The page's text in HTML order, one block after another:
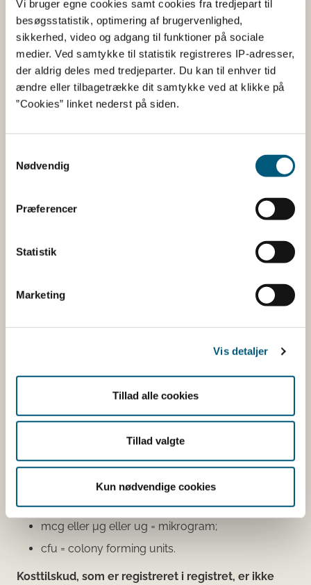
Vi bruger egne cookies samt cookies fra tredjepart til
besøgsstatistik, optimering af brugervenlighed,
sikkerhed, video og adgang til funktioner på sociale
medier. Ved samtykke til statistik registreres IP-adresser,
der aldrig deles med tredjeparter. Du kan til enhver tid
ændre eller tilbagetrække dit samtykke ved at klikke på
”Cookies” linket nederst på siden.
Nødvendig
Præferencer
Statistik
Marketing
Vis detaljer
Tillad alle cookies
Tillad valgte
Kun nødvendige cookies
Informationerne er angivet af den virksomhed, der har
anmeldt produktet.
Her kan du bl.a. se, hvilke indholdsstoffer produktet
indeholder, og i hvilke mængder:
Andre stoffer end vitaminer og
fysiologisk virkning.
Øvrige ingredienser.
Du kan som forbruger læse mere om kosttilskud
her
Du kan også finde kontaktoplysninger på den
virksomhed, som har anmeldt produktet. Hvis du
Den fødevareafdeling, der fører tilsyn med
virksomheden, er angivet.
Se fødevareafdelingernes adresser
mg = milligram;
mcg eller μg eller ug = mikrogram;
cfu = colony forming units.
Kosttilskud, som er registreret i registret, er ikke